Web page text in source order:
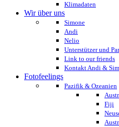
Klimadaten
Wir über uns
Simone
Andi
Nelio
Unterstützer und
Link to our friends
Kontakt Andi &
Fotofeelings
Pazifik & Ozeanien
Fiji